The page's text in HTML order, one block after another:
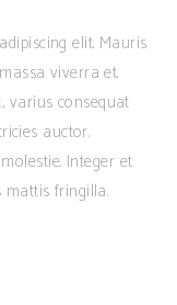
elit. Mauris
viverra et.
varius consequat
auctor.
Integer et
fringilla.